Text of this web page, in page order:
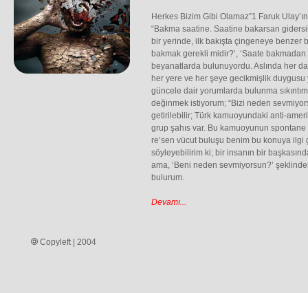
Herkes Bizim Gibi Olamaz”1 Faruk
“Bakma saatine. Saatine bakarsan
bir yerinde, ilk bakışta çingeneye benzer
bakmak gerekli midir?’, ‘Saate
beyanatlarda bulunuyordu. Aslında her
her yere ve her şeye gecikmişlik
güncele dair yorumlarda bulunma
değinmek istiyorum; “Bizi neden
getirilebilir; Türk kamuoyundaki anti-
grup şahıs var. Bu kamuoyunun
re’sen vücut buluşu benim bu konuya
söyleyebilirim ki; bir insanın bir
ama, ‘Beni neden sevmiyorsun?’
bulurum.
Devamı...
Copyleft | 2004